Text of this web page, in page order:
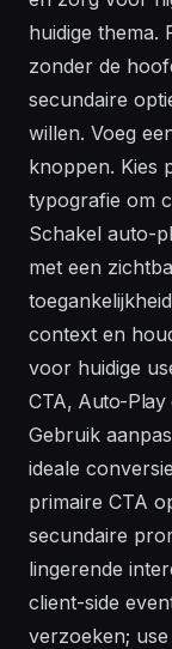
huidige thema.
zonder de
secundaire
willen. Voeg
knoppen. Kies
typografie om
Schakel auto-
met een
context en
voor huidige
CTA, Auto-Play
Gebruik
ideale
primaire CTA
secundaire
lingerende
client-side
verzoeken;